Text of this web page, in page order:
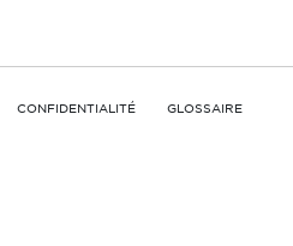
CONFIDENTIALITÉ GLOSSAIRE